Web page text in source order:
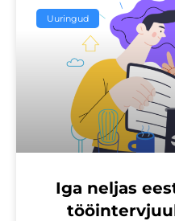
Uuringud
Iga neljas